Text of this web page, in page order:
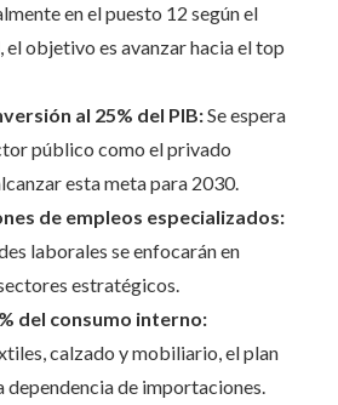
en el puesto 12 según el
el objetivo es avanzar hacia el top
al 25% del PIB:Se espera
público como el privado
esta meta para 2030.
de empleos especializados:
laborales se enfocarán en
estratégicos.
del consumo interno:
calzado y mobiliario, el plan
dependencia de importaciones.